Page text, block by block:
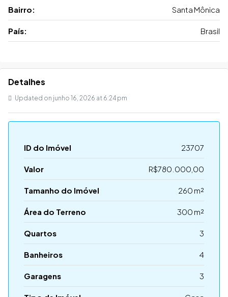
Bairro: Santa Mônica
País: Brasil
Detalhes
Updated on junho 16, 2026 at 6:24 pm
ID do Imóvel 23707
Valor R$780.000,00
Tamanho do Imóvel 260 m²
Área do Terreno 300 m²
Quartos 3
Banheiros 4
Garagens 3